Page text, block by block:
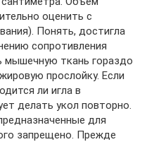
оценить с
Понять, достигла
сопротивления
мышечную ткань гораздо
прослойку. Если
ли игла в
делать укол повторно.
для
запрещено. Прежде